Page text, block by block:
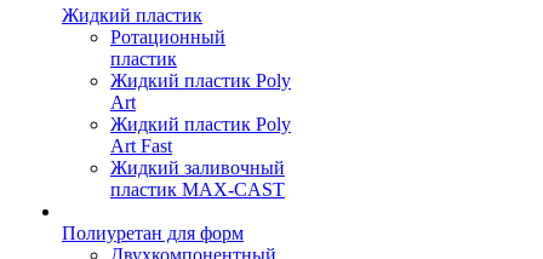
Жидкий пластик
Ротационный
пластик
Жидкий пластик Poly
Art
Жидкий пластик Poly
Art Fast
Жидкий заливочный
пластик MAX-CAST
Полиуретан для форм
Двухкомпонентный